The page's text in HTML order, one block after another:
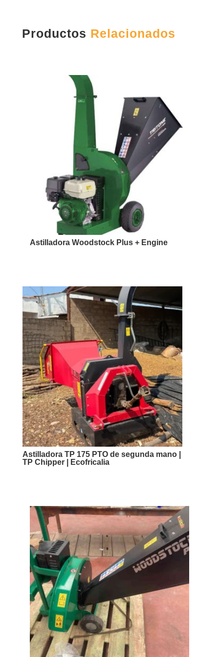
Productos Relacionados
Astilladora Woodstock Plus + Engine
Astilladora TP 175 PTO de segunda mano |
TP Chipper | Ecofricalia